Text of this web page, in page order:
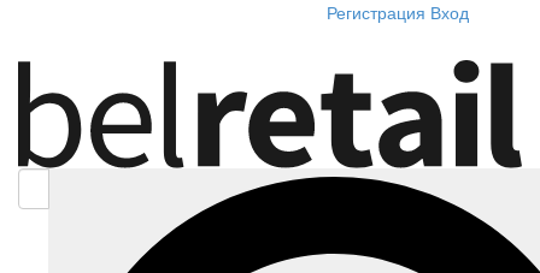
Регистрация Вход